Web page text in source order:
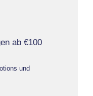
ab €100
und